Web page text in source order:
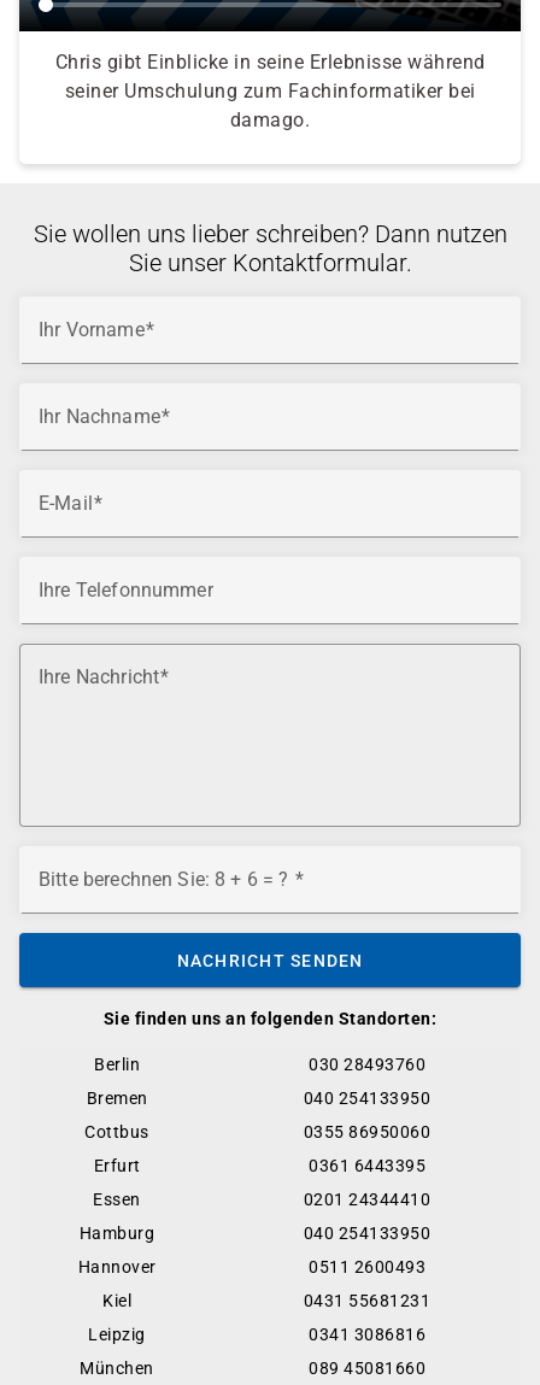
Chris gibt Einblicke in seine Erlebnisse während
seiner Umschulung zum Fachinformatiker bei
damago.
Sie finden uns an folgenden Standorten:
Berlin
030 28493760
Bremen
040 254133950
Cottbus
0355 86950060
Erfurt
0361 6443395
Essen
0201 24344410
Hamburg
040 254133950
Hannover
0511 2600493
Kiel
0431 55681231
Leipzig
0341 3086816
München
089 45081660
Sie wollen uns lieber schreiben? Dann nutzen
Sie unser Kontaktformular.
Ihr Vorname
Ihr Nachname
E-Mail
Ihre Telefonnummer
Ihre Nachricht
Bitte berechnen Sie: 8 + 6 = ?
NACHRICHT SENDEN